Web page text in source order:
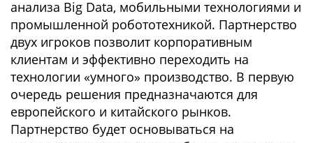
анализа Big Data, мобильными технологиями и
промышленной робототехникой. Партнерство
двух игроков позволит корпоративным
клиентам и эффективно переходить на
технологии «умного» производство. В первую
очередь решения предназначаются для
европейского и китайского рынков.
Партнерство будет основываться на